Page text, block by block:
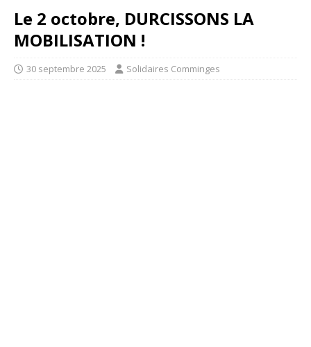
Le 2 octobre, DURCISSONS LA
MOBILISATION !
30 septembre 2025 Solidaires Comminges